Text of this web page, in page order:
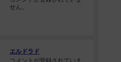
せん。
エルドラド
コメントが登録されていま